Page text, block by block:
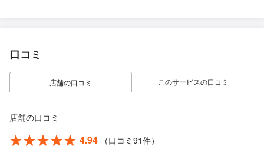
口コミ
店舗の口コミ このサービスの口コミ
店舗の口コミ
4.94
（口コミ91件）